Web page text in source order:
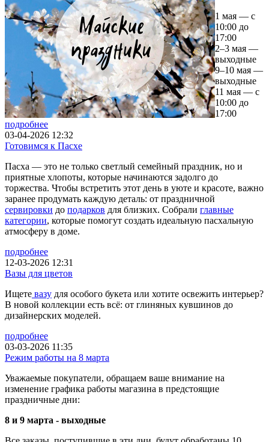
1 мая — с
10:00 до
17:00
2–3 мая —
выходные
9–10 мая —
выходные
11 мая — с
10:00 до
17:00
подробнее
03-04-2026 12:32
Готовимся к Пасхе
Пасха — это не только светлый семейный праздник, но и
приятные хлопоты, которые начинаются задолго до
торжества. Чтобы встретить этот день в уюте и красоте, важно
заранее продумать каждую деталь: от праздничной
сервировки до подарков для близких. Собрали главные
категории, которые помогут создать идеальную пасхальную
атмосферу в доме.
подробнее
12-03-2026 12:31
Вазы для цветов
Ищете вазу для особого букета или хотите освежить интерьер?
В новой коллекции есть всё: от глиняных кувшинов до
дизайнерских моделей.
подробнее
03-03-2026 11:35
Режим работы на 8 марта
Уважаемые покупатели, обращаем ваше внимание на
изменение графика работы магазина в предстоящие
праздничные дни:
8 и 9 марта - выходные